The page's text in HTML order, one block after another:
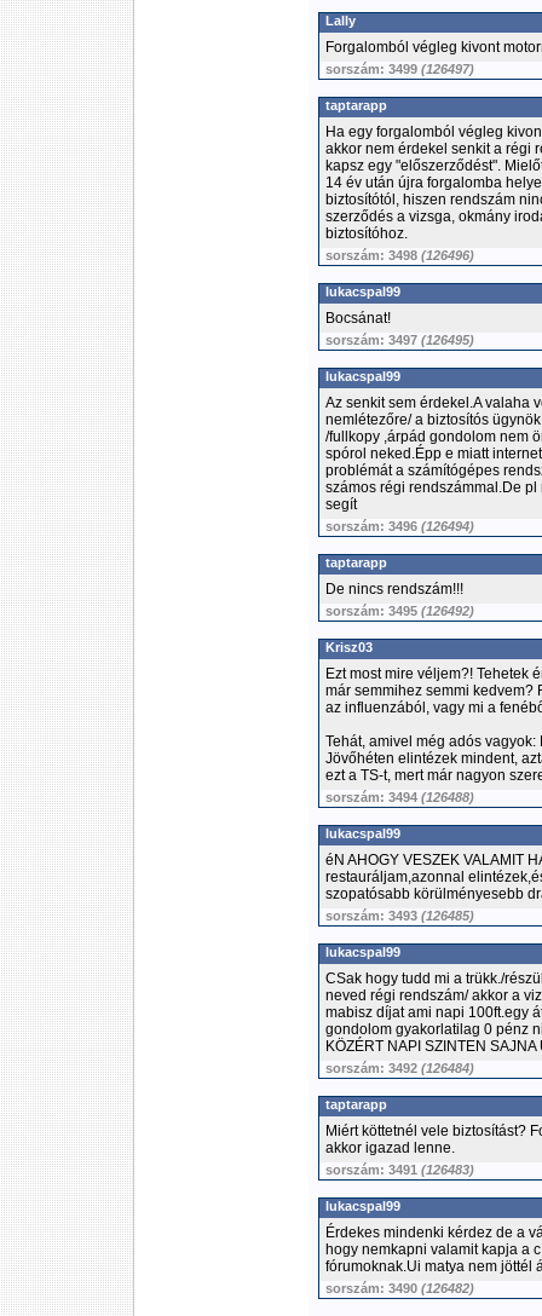
Lally
Forgalomból végleg kivont
sorszám: 3499 (126497)
taptarapp
Ha egy forgalomból végleg
akkor nem érdekel senkit a régi
kapsz egy "előszerződést".
14 év után újra forgalomba
biztosítótól, hiszen rendszám
szerződés a vizsga, okmány
biztosítóhoz.
sorszám: 3498 (126496)
lukacspal99
Bocsánat!
sorszám: 3497 (126495)
lukacspal99
Az senkit sem érdekel.A valaha
nemlétezőre/ a biztosítós
/fullkopy ,árpád gondolom nem
spórol neked.Épp e miatt
problémát a számítógépes
számos régi rendszámmal.De
segít
sorszám: 3496 (126494)
taptarapp
De nincs rendszám!!!
sorszám: 3495 (126492)
Krisz03
Ezt most mire véljem?! Tehetek
már semmihez semmi kedvem?
az influenzából, vagy mi a
Tehát, amivel még adós
Jövőhéten elintézek mindent,
ezt a TS-t, mert már nagyon
sorszám: 3494 (126488)
lukacspal99
éN AHOGY VESZEK VALAMIT
restauráljam,azonnal
szopatósabb körülményesebb
sorszám: 3493 (126485)
lukacspal99
CSak hogy tudd mi a trükk./
neved régi rendszám/ akkor a
mabisz díjat ami napi 100ft.egy
gondolom gyakorlatilag 0 pénz
KÖZÉRT NAPI SZINTEN SAJNA
sorszám: 3492 (126484)
taptarapp
Miért köttetnél vele biztosítást?
akkor igazad lenne.
sorszám: 3491 (126483)
lukacspal99
Érdekes mindenki kérdez de a
hogy nemkapni valamit kapja a
fórumoknak.Ui matya nem jöttél
sorszám: 3490 (126482)